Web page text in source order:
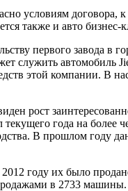
условиям договора,
также и авто бизнес-
первого завода в
служить автомобиль
этой компании. В
рост
года на более
В прошлом году
году их было
в 2733 машины.